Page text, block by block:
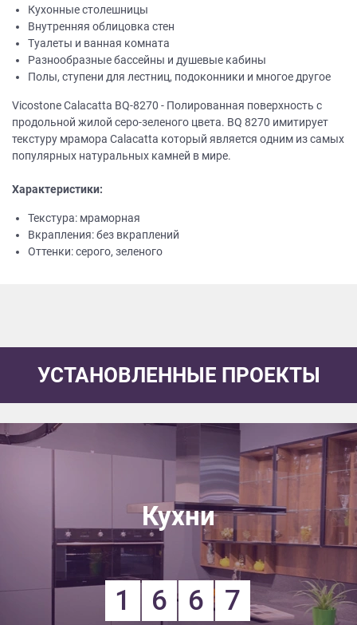
Кухонные столешницы
Внутренняя облицовка стен
Туалеты и ванная комната
Разнообразные бассейны и душевые кабины
Полы, ступени для лестниц, подоконники и многое другое
Vicostone Calacatta BQ-8270 - Полированная поверхность с
продольной жилой серо-зеленого цвета. BQ 8270 имитирует
текстуру мрамора Calacatta который является одним из самых
популярных натуральных камней в мире.
Характеристики:
Текстура: мраморная
Вкрапления: без вкраплений
Оттенки: серого, зеленого
УСТАНОВЛЕННЫЕ ПРОЕКТЫ
Кухни
1 6 6 7